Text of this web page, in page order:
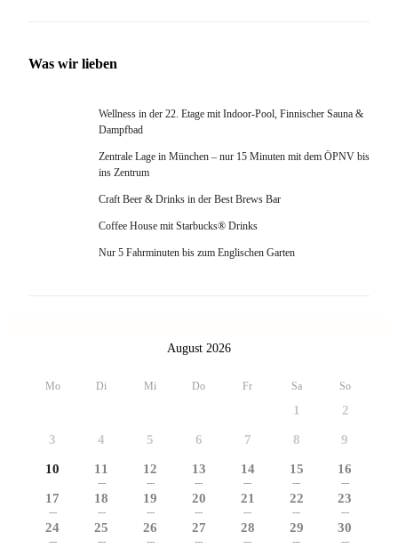
Was wir lieben
Wellness in der 22. Etage mit Indoor-Pool, Finnischer Sauna &
Dampfbad
Zentrale Lage in München – nur 15 Minuten mit dem ÖPNV bis
ins Zentrum
Craft Beer & Drinks in der Best Brews Bar
Coffee House mit Starbucks® Drinks
Nur 5 Fahrminuten bis zum Englischen Garten
August 2026
Mo Di Mi Do Fr Sa So
1 2
3 4 5 6 7 8 9
10 11
---
12
---
13
---
14
---
15
---
16
---
17
---
18
---
19
---
20
---
21
---
22
---
23
---
24
---
25
---
26
---
27
---
28
---
29
---
30
---